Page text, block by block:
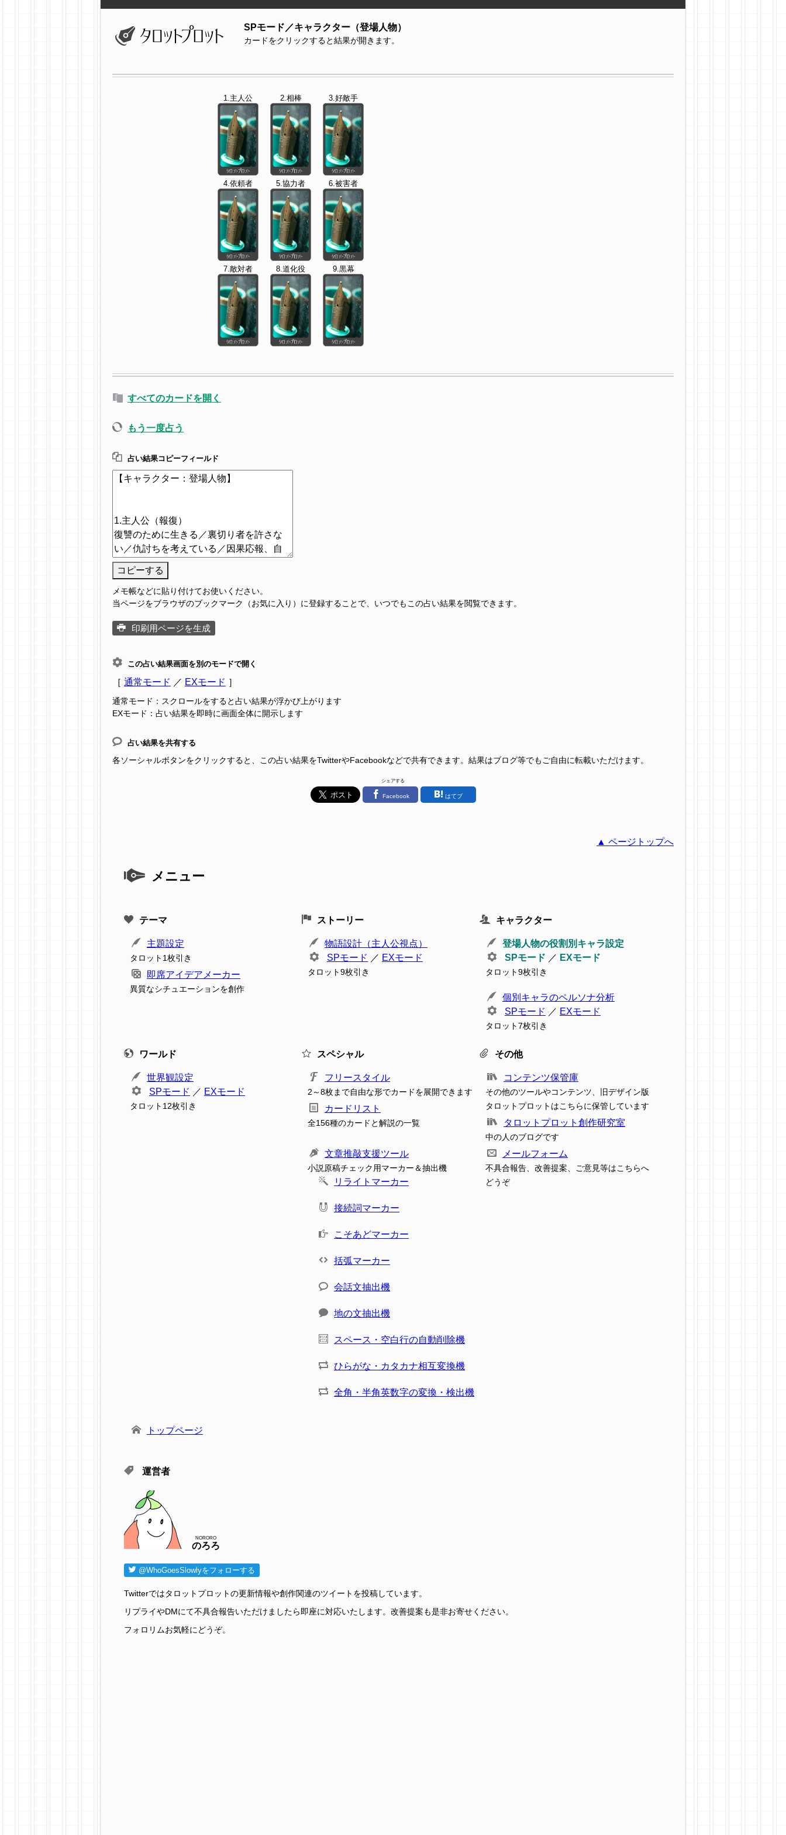
SPモード／キャラクター（登場人物）
カードをクリックすると結果が開きます。
1.主人公 2.相棒 3.好敵手
4.依頼者 5.協力者 6.被害者
7.敵対者 8.道化役 9.黒幕
すべてのカードを開く
もう一度占う
占い結果コピーフィールド
コピーする
メモ帳などに貼り付けてお使いください。
当ページをブラウザのブックマーク（お気に入り）に登録することで、いつでもこの占い結果を閲覧できます。
印刷用ページを生成
この占い結果画面を別のモードで開く
［ 通常モード ／ EXモード ］
通常モード：スクロールをすると占い結果が浮かび上がります
EXモード：占い結果を即時に画面全体に開示します
占い結果を共有する
各ソーシャルボタンをクリックすると、この占い結果をTwitterやFacebookなどで共有できます。結果はブログ等でもご自由に転載いただけます。
シェアする
Facebook はてブ
▲ ページトップへ
メニュー
テーマ
主題設定
タロット1枚引き
即席アイデアメーカー
異質なシチュエーションを創作
ストーリー
物語設計（主人公視点）
SPモード ／ EXモード
タロット9枚引き
キャラクター
登場人物の役割別キャラ設定
SPモード ／ EXモード
タロット9枚引き
個別キャラのペルソナ分析
SPモード ／ EXモード
タロット7枚引き
ワールド
世界観設定
SPモード ／ EXモード
タロット12枚引き
スペシャル
フリースタイル
2～8枚まで自由な形でカードを展開できます
カードリスト
全156種のカードと解説の一覧
文章推敲支援ツール
小説原稿チェック用マーカー＆抽出機
リライトマーカー
接続詞マーカー
こそあどマーカー
括弧マーカー
会話文抽出機
地の文抽出機
スペース・空白行の自動削除機
ひらがな・カタカナ相互変換機
全角・半角英数字の変換・検出機
その他
コンテンツ保管庫
その他のツールやコンテンツ、旧デザイン版
タロットプロットはこちらに保管しています
タロットプロット創作研究室
中の人のブログです
メールフォーム
不具合報告、改善提案、ご意見等はこちらへ
どうぞ
トップページ
運営者
のろろ
NORORO
@WhoGoesSlowlyをフォローする
Twitterではタロットプロットの更新情報や創作関連のツイートを投稿しています。
リプライやDMにて不具合報告いただけましたら即座に対応いたします。改善提案も是非お寄せください。
フォロリムお気軽にどうぞ。